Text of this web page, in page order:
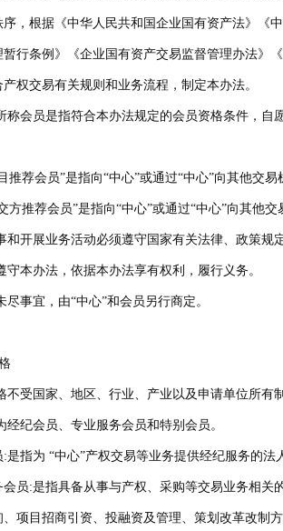
，根据《中华人民共和国企业国有资产法》《
行条例》《企业国有资产交易监督管理办法》
权交易有关规则和业务流程，制定本办法。
称会员是指符合本办法规定的会员资格条件，自
推荐会员”是指向“中心”或通过“中心”向其他交易
方推荐会员”是指向“中心”或通过“中心”向其他
和开展业务活动必须遵守国家有关法律、政策规
守本办法，依据本办法享有权利，履行义务。
尽事宜，由“中心”和会员另行商定。
不受国家、地区、行业、产业以及申请单位所有
经纪会员、专业服务会员和特别会员。
:是指为 “中心”产权交易等业务提供经纪服务的法
会员:是指具备从事与产权、采购等交易业务相
项目招商引资、投融资及管理、策划改革改制